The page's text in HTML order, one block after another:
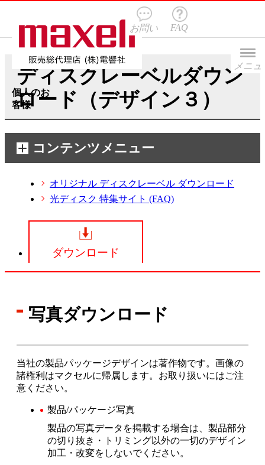
個人のお
客様
お問い
合わせ
FAQ
メニュ
ディスクレーベルダウン
ロード（デザイン３）
コンテンツメニュー
オリジナル ディスクレーベル ダウンロード
光ディスク 特集サイト (FAQ)
ダウンロード
写真ダウンロード
当社の製品パッケージデザインは著作物です。画像の
諸権利はマクセルに帰属します。お取り扱いにはご注
意ください。
製品/パッケージ写真
製品の写真データを掲載する場合は、製品部分
の切り抜き・トリミング以外の一切のデザイン
加工・改変をしないでください。